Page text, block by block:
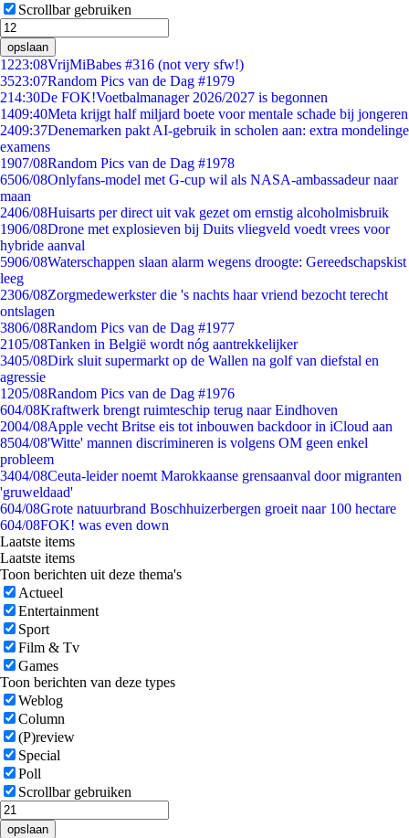
Scrollbar gebruiken
opslaan
1223:08VrijMiBabes #316 (not very sfw!)
3523:07Random Pics van de Dag #1979
214:30De FOK!Voetbalmanager 2026/2027 is begonnen
1409:40Meta krijgt half miljard boete voor mentale schade bij jongeren
2409:37Denemarken pakt AI-gebruik in scholen aan: extra mondelinge
examens
1907/08Random Pics van de Dag #1978
6506/08Onlyfans-model met G-cup wil als NASA-ambassadeur naar
maan
2406/08Huisarts per direct uit vak gezet om ernstig alcoholmisbruik
1906/08Drone met explosieven bij Duits vliegveld voedt vrees voor
hybride aanval
5906/08Waterschappen slaan alarm wegens droogte: Gereedschapskist
leeg
2306/08Zorgmedewerkster die 's nachts haar vriend bezocht terecht
ontslagen
3806/08Random Pics van de Dag #1977
2105/08Tanken in België wordt nóg aantrekkelijker
3405/08Dirk sluit supermarkt op de Wallen na golf van diefstal en
agressie
1205/08Random Pics van de Dag #1976
604/08Kraftwerk brengt ruimteschip terug naar Eindhoven
2004/08Apple vecht Britse eis tot inbouwen backdoor in iCloud aan
8504/08'Witte' mannen discrimineren is volgens OM geen enkel
probleem
3404/08Ceuta-leider noemt Marokkaanse grensaanval door migranten
'gruweldaad'
604/08Grote natuurbrand Boschhuizerbergen groeit naar 100 hectare
604/08FOK! was even down
Laatste items
Laatste items
Toon berichten uit deze thema's
Actueel
Entertainment
Sport
Film & Tv
Games
Toon berichten van deze types
Weblog
Column
(P)review
Special
Poll
Scrollbar gebruiken
opslaan